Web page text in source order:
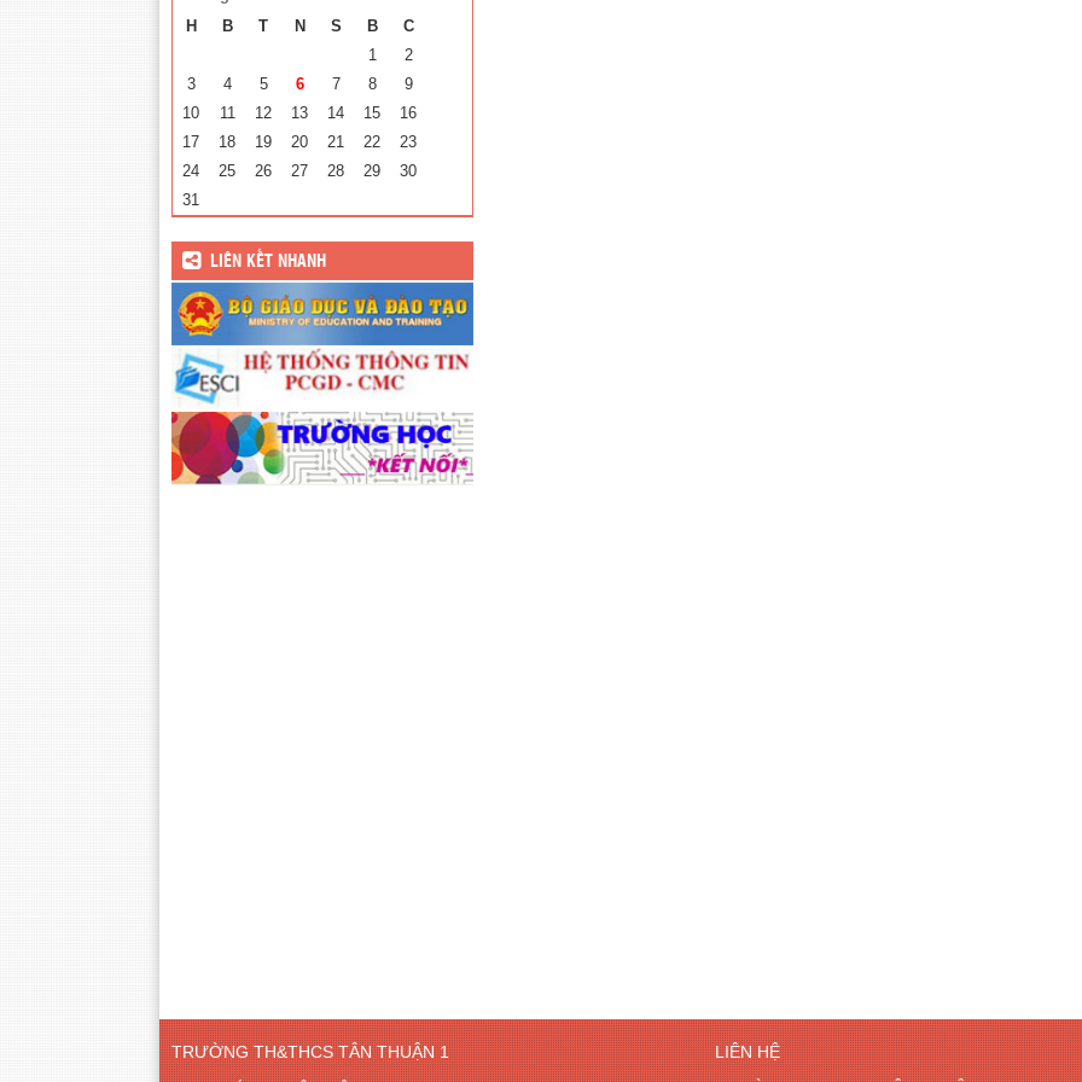
H
B T N S B
C
1
2
3
4 5 6 7 8
9
10
11 12 13 14 15
16
17
18 19 20 21 22
23
24
25 26 27 28 29
30
31
LIÊN KẾT NHANH
TRƯỜNG TH&THCS TÂN THUẬN 1
LIÊN HỆ